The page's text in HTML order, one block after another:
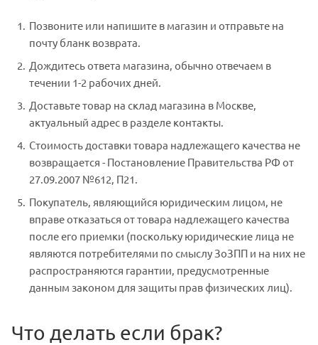
Позвоните или напишите в магазин и отправьте на
почту бланк возврата.
Дождитесь ответа магазина, обычно отвечаем в
течении 1-2 рабочих дней.
Доставьте товар на склад магазина в Москве,
актуальный адрес в разделе контакты.
Стоимость доставки товара надлежащего качества не
возвращается - Постановление Правительства РФ от
27.09.2007 №612, П21.
Покупатель, являющийся юридическим лицом, не
вправе отказаться от товара надлежащего качества
после его приемки (поскольку юридические лица не
являются потребителями по смыслу ЗоЗПП и на них не
распространяются гарантии, предусмотренные
данным законом для защиты прав физических лиц).
Что делать если брак?